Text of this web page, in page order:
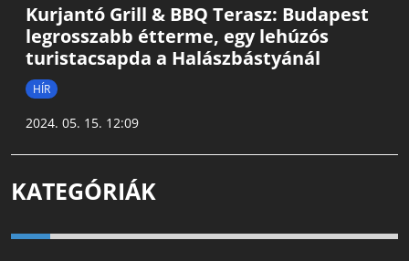
Kurjantó Grill & BBQ Terasz: Budapest
legrosszabb étterme, egy lehúzós
turistacsapda a Halászbástyánál
HÍR
2024. 05. 15. 12:09
KATEGÓRIÁK